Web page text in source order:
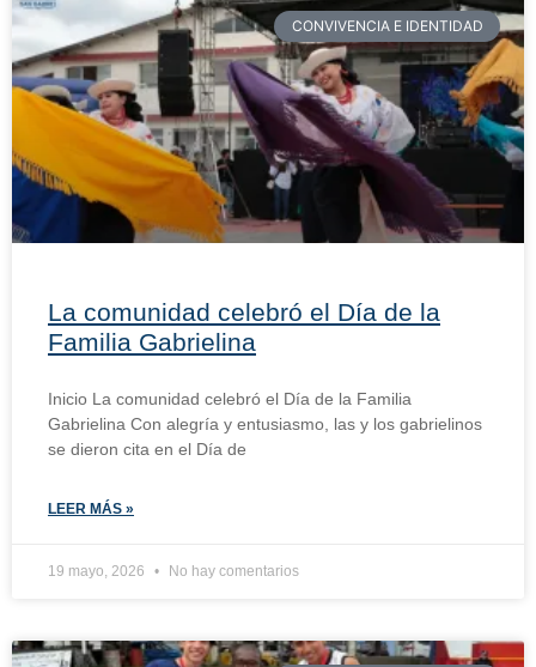
CONVIVENCIA E IDENTIDAD
La comunidad celebró el Día de la
Familia Gabrielina
Inicio La comunidad celebró el Día de la Familia
Gabrielina Con alegría y entusiasmo, las y los gabrielinos
se dieron cita en el Día de
LEER MÁS »
19 mayo, 2026 No hay comentarios